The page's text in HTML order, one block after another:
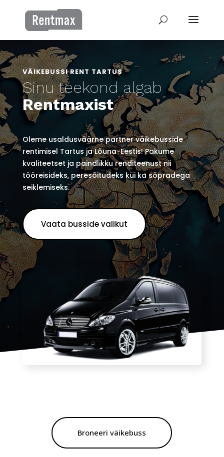
VÄIKEBUSSI RENT TARTUS
Sinu teekond algab
Rentmaxist
Oleme usaldusväärne partner väikebusside
rentimisel Tartus ja Lõuna-Eestis! Pakume
kvaliteetset ja paindlikku renditeenust nii
tööreisideks, peresõitudeks kui ka sõpradega
seiklemiseks.
Vaata busside valikut
Broneeri väikebuss